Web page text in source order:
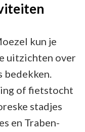
kun je
uitzichten over
bedekken.
of fietstocht
stadjes
en Traben-